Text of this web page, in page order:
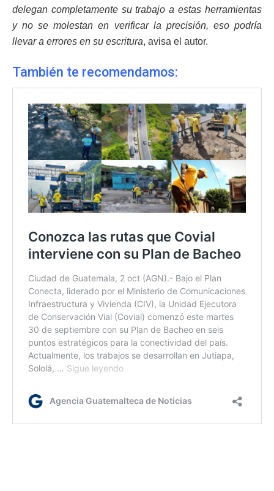
delegan completamente su trabajo a estas herramientas
y no se molestan en verificar la precisión, eso podría
llevar a errores en su escritura, avisa el autor.
También te recomendamos: